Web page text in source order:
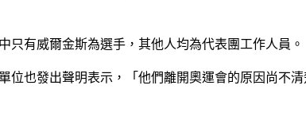
只有威爾金斯為選手，其他人均為代表團工作人員。
也發出聲明表示，「他們離開奧運會的原因尚不